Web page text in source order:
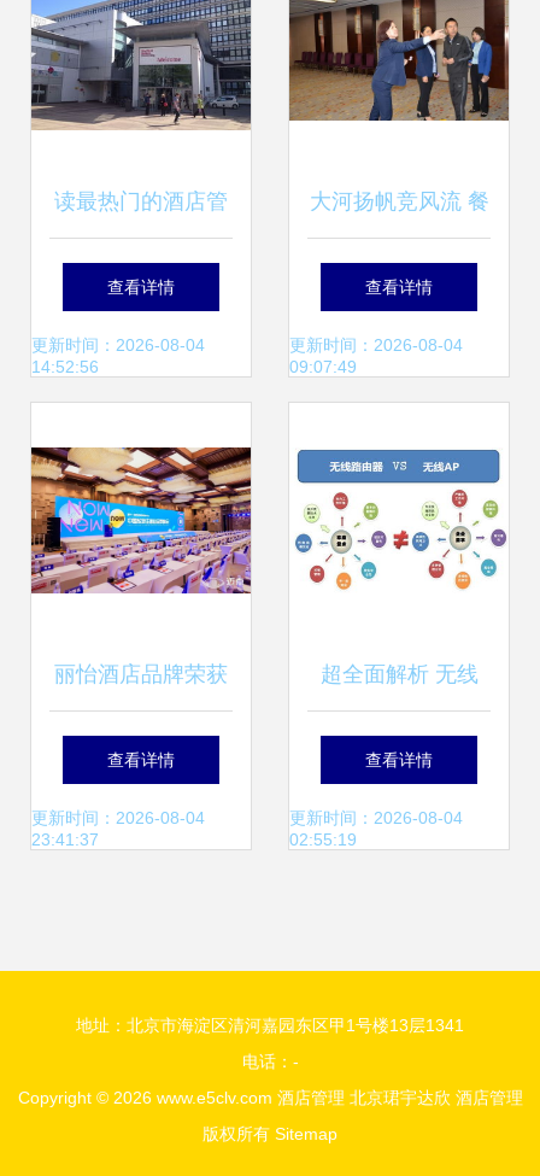
读最热门的酒店管
理专业，还怕找不
到工作？餐饮管理
查看详情
更新时间：2026-08-04
14:52:56
大河扬帆竞风流 餐
饮同心展新篇——
大河酒店管理公司
餐饮管理方阵巡礼
查看详情
更新时间：2026-08-04
09:07:49
丽怡酒店品牌荣获
第十二届迈点品牌
MBI影响力酒店管
查看详情
更新时间：2026-08-04
23:41:37
超全面解析 无线
AP与无线路由器的
区别及酒店管理应
查看详情
更新时间：2026-08-04
02:55:19
地址：北京市海淀区清河嘉园东区甲1号楼13层1341
电话：-
Copyright © 2026 www.e5clv.com 酒店管理 北京珺宇达欣 酒店管理
版权所有 Sitemap